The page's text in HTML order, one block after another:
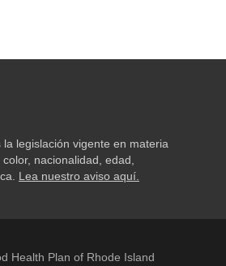
la legislación vigente en materia
nacionalidad, edad,
Lea nuestro aviso aquí.
Health Plan of Rhode Island